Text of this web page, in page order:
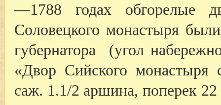
—1788 годах обгорелые
Соловецкого монастыря
губернатора (угол
«Двор Сийского монастыря
саж. 1.1/2 аршина, поперек